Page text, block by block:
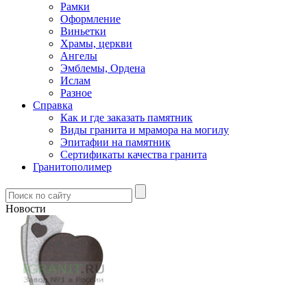
Рамки
Оформление
Виньетки
Храмы, церкви
Ангелы
Эмблемы, Ордена
Ислам
Разное
Справка
Как и где заказать памятник
Виды гранита и мрамора на могилу
Эпитафии на памятник
Сертификаты качества гранита
Гранитополимер
Новости